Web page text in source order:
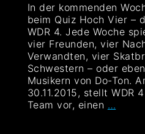
In der kommenden
beim Quiz Hoch Vier –
WDR 4. Jede Woche
vier Freunden, vier
Verwandten, vier
Schwestern – oder
Musikern von Do-Ton.
30.11.2015, stellt WDR
Team vor, einen …